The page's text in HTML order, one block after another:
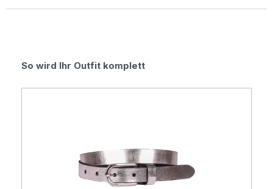
Produktgalerie überspringen
So wird Ihr Outfit komplett